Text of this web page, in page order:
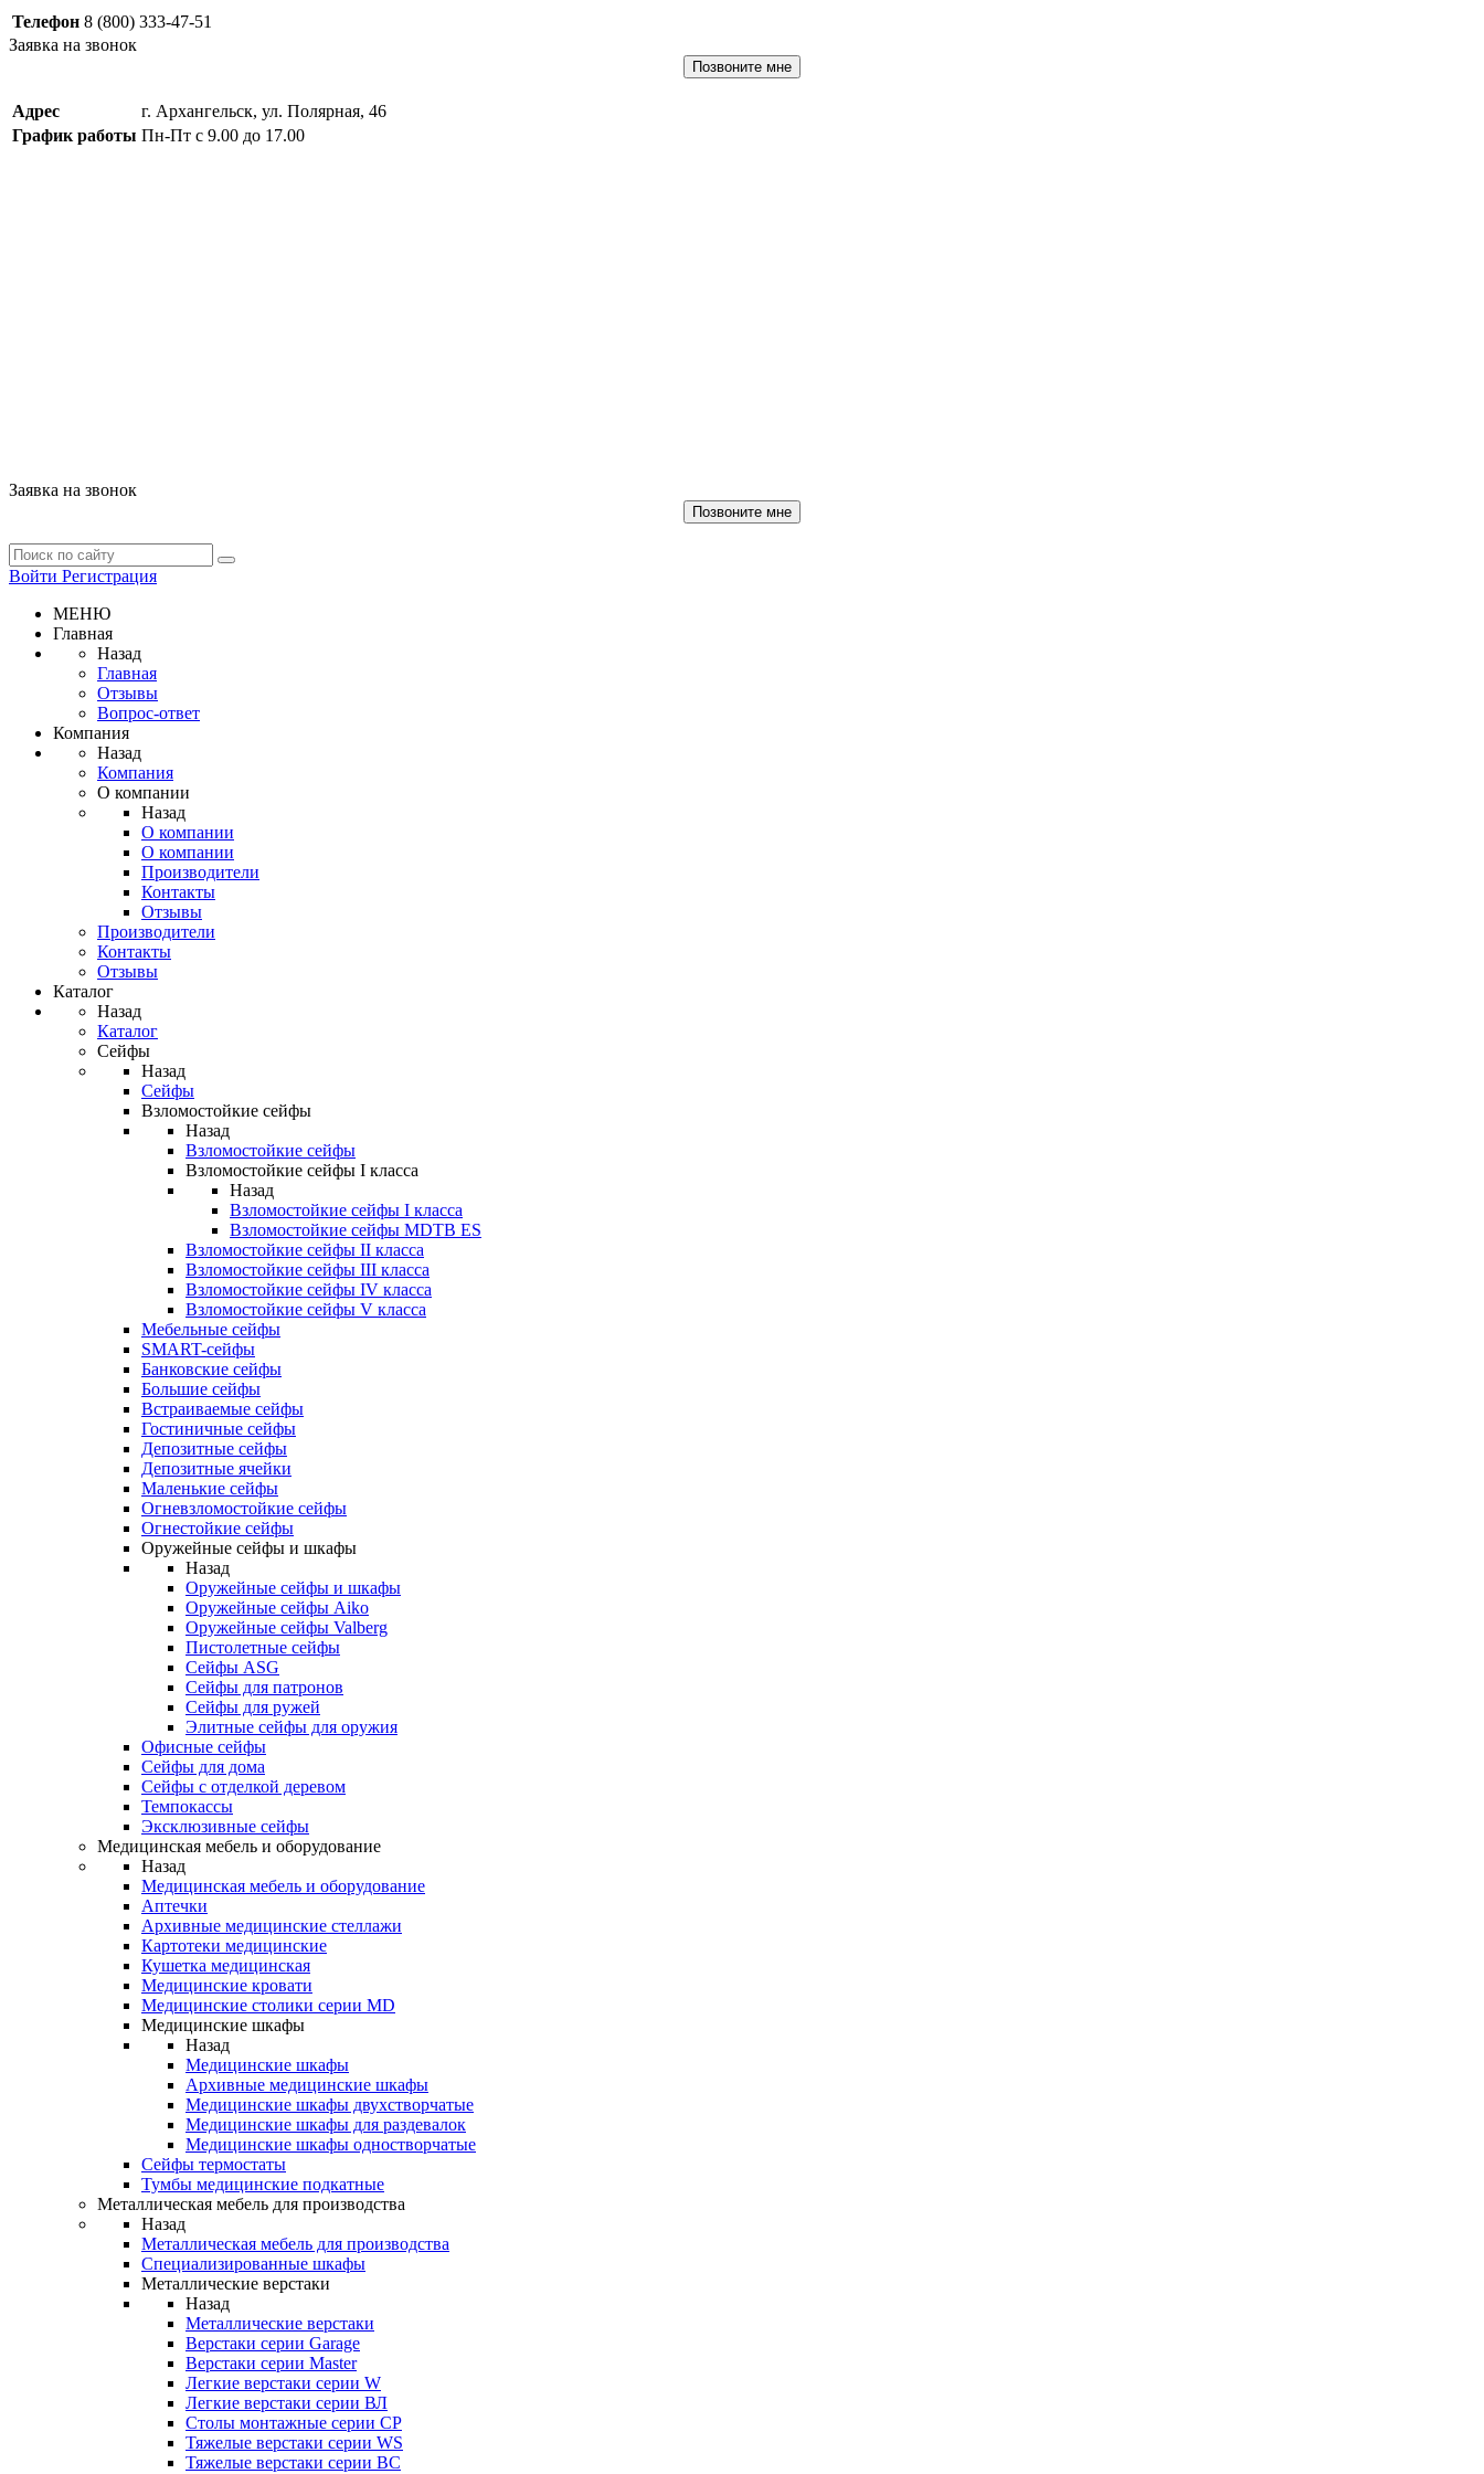
Телефон 8 (800) 333-47-51
Заявка на звонок
Позвоните мне
Адрес
г. Архангельск, ул. Полярная, 46
График работы Пн-Пт с 9.00 до 17.00
Заявка на звонок
Позвоните мне
Войти Регистрация
МЕНЮ
Главная
Назад
Главная
Отзывы
Вопрос-ответ
Компания
Назад
Компания
О компании
Назад
О компании
О компании
Производители
Контакты
Отзывы
Производители
Контакты
Отзывы
Каталог
Назад
Каталог
Сейфы
Назад
Сейфы
Взломостойкие сейфы
Назад
Взломостойкие сейфы
Взломостойкие сейфы I класса
Назад
Взломостойкие сейфы I класса
Взломостойкие сейфы MDTB ES
Взломостойкие сейфы II класса
Взломостойкие сейфы III класса
Взломостойкие сейфы IV класса
Взломостойкие сейфы V класса
Мебельные сейфы
SMART-сейфы
Банковские сейфы
Большие сейфы
Встраиваемые сейфы
Гостиничные сейфы
Депозитные сейфы
Депозитные ячейки
Маленькие сейфы
Огневзломостойкие сейфы
Огнестойкие сейфы
Оружейные сейфы и шкафы
Назад
Оружейные сейфы и шкафы
Оружейные сейфы Aiko
Оружейные сейфы Valberg
Пистолетные сейфы
Сейфы ASG
Сейфы для патронов
Сейфы для ружей
Элитные сейфы для оружия
Офисные сейфы
Сейфы для дома
Сейфы с отделкой деревом
Темпокассы
Эксклюзивные сейфы
Медицинская мебель и оборудование
Назад
Медицинская мебель и оборудование
Аптечки
Архивные медицинские стеллажи
Картотеки медицинские
Кушетка медицинская
Медицинские кровати
Медицинские столики серии MD
Медицинские шкафы
Назад
Медицинские шкафы
Архивные медицинские шкафы
Медицинские шкафы двухстворчатые
Медицинские шкафы для раздевалок
Медицинские шкафы одностворчатые
Сейфы термостаты
Тумбы медицинские подкатные
Металлическая мебель для производства
Назад
Металлическая мебель для производства
Cпециализированные шкафы
Металлические верстаки
Назад
Металлические верстаки
Верстаки серии Garage
Верстаки серии Master
Легкие верстаки серии W
Легкие верстаки серии ВЛ
Столы монтажные серии СР
Тяжелые верстаки серии WS
Тяжелые верстаки серии ВС